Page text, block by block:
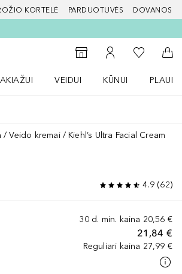
KORTELĖ PARDUOTUVĖS DOVANOS
Į parduotuvių paiešką
Į mano paskyrą
Į mano
Į
VEIDUI
KŪNUI
Veido kremai Kiehl’s Ultra Facial Cream
4.9(62)
30 d. min. kaina 20,56 €
21,84 €
Reguliari kaina 27,99 €